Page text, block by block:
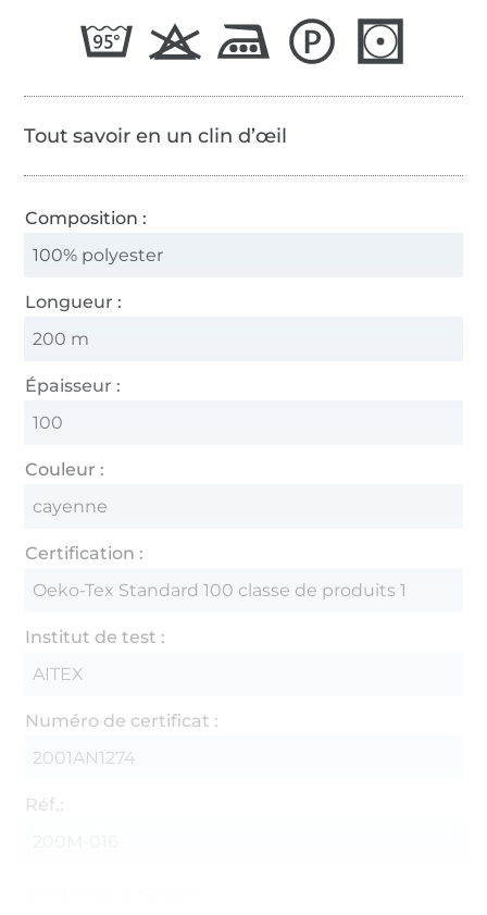
Tout savoir en un clin d’œil
Composition :
100% polyester
Longueur :
200 m
Épaisseur :
100
Couleur :
cayenne
Certification :
Oeko-Tex Standard 100 classe de produits 1
Institut de test :
AITEX
Numéro de certificat :
2001AN1274
Réf.: